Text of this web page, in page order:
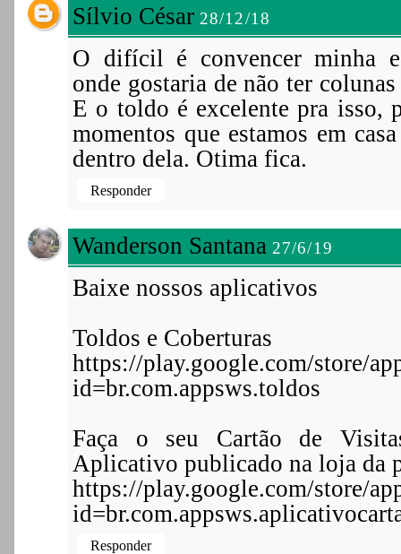
Sílvio César 28/12/18
O difícil é convencer minha
onde gostaria de não ter
E o toldo é excelente pra isso,
momentos que estamos em
dentro dela. Otima fica.
Responder
Wanderson Santana 27/6/19
Baixe nossos aplicativos
Toldos e Coberturas
https://play.google.com/store/
id=br.com.appsws.toldos
Faça o seu Cartão de
Aplicativo publicado na loja da
https://play.google.com/store/
Responder